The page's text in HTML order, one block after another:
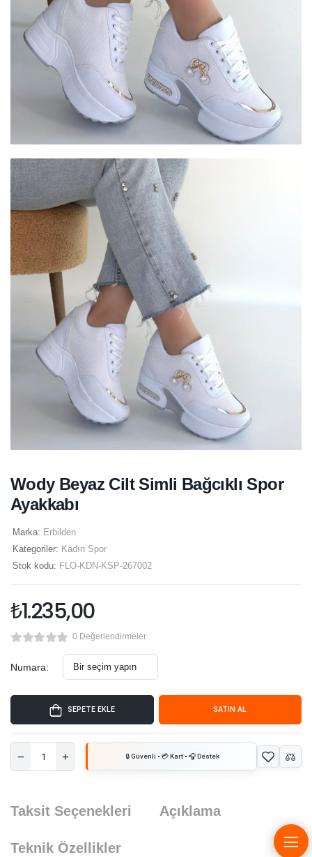
Wody Beyaz Cilt Simli Bağcıklı Spor
Ayakkabı
Marka: Erbilden
Kategoriler: Kadın Spor
Stok kodu: FLO-KDN-KSP-267002
₺1.235,00
0 Değerlendirmeler
Numara:
SEPETE EKLE SATIN AL
Taksit Seçenekleri Açıklama
Teknik Özellikler